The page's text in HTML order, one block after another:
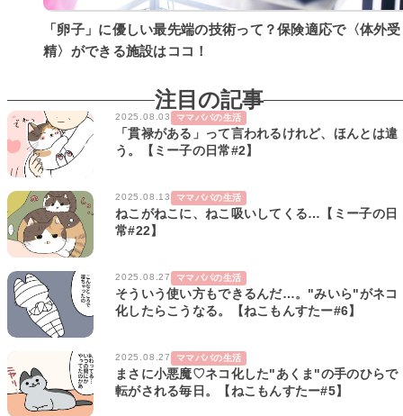
「卵子」に優しい最先端の技術って？保険適応で〈体外受
精〉ができる施設はココ！
注目の記事
2025.08.03 ママパパの生活
「貫禄がある」って言われるけれど、ほんとは違
う。【ミー子の日常#2】
2025.08.13 ママパパの生活
ねこがねこに、ねこ吸いしてくる…【ミー子の日
常#22】
2025.08.27 ママパパの生活
そういう使い方もできるんだ…。"みいら"がネコ
化したらこうなる。【ねこもんすたー#6】
2025.08.27 ママパパの生活
まさに小悪魔♡ネコ化した"あくま"の手のひらで
転がされる毎日。【ねこもんすたー#5】